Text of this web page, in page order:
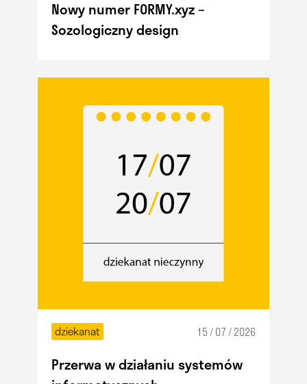
Nowy numer FORMY.xyz –
Sozologiczny design
dziekanat 15 / 07 / 2026
Przerwa w działaniu systemów